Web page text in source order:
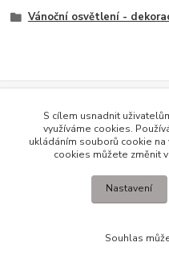
Vánoční osvětlení -
Podle zákona o evidenci
kupujícímu účtenku. Zároveň
správce daně online; v případě
S cílem usnadnit
využíváme cookies.
ukládáním souborů cookie na
cookies můžete změnit
Nastavení
Souhlas